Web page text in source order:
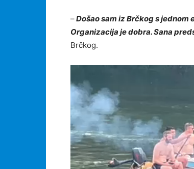
–Došao sam iz Brčkog s jednom
Organizacija je dobra. Sana
Brčkog.